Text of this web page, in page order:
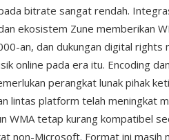
bitrate sangat rendah.
ekosistem Zune memberikan
an, dan dukungan digital
online pada era itu. Encoding
perangkat lunak pihak
lintas platform telah meningkat
WMA tetap kurang kompatibel
non-Microsoft. Format ini masih